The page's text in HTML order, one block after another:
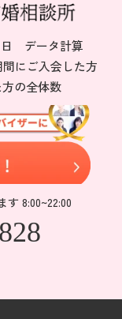
日 データ計算
にご入会した方
の全体数
8:00~22:00